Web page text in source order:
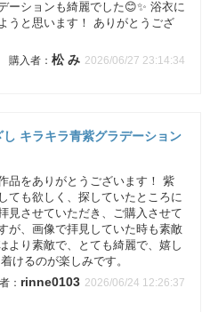
ーションも綺麗でした😊✨ 浴衣に
うと思います！ ありがとうござ
松 み 2026/06/27 23:14:34
キラキラ青紫グラデーション
品をありがとうございます！ 紫
ても欲しく、探していたところに
見させていただき、ご購入させて
が、画像で拝見していた時も素敵
より素敵で、とても綺麗で、嬉し
けるのが楽しみです。
rinne0103 2026/06/24 12:26:37